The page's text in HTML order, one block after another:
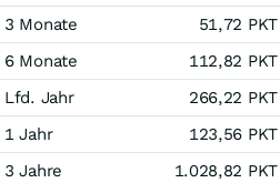
3 Monate
51,72 PKT
6 Monate
112,82 PKT
Lfd. Jahr
266,22 PKT
1 Jahr
123,56 PKT
3 Jahre
1.028,82 PKT